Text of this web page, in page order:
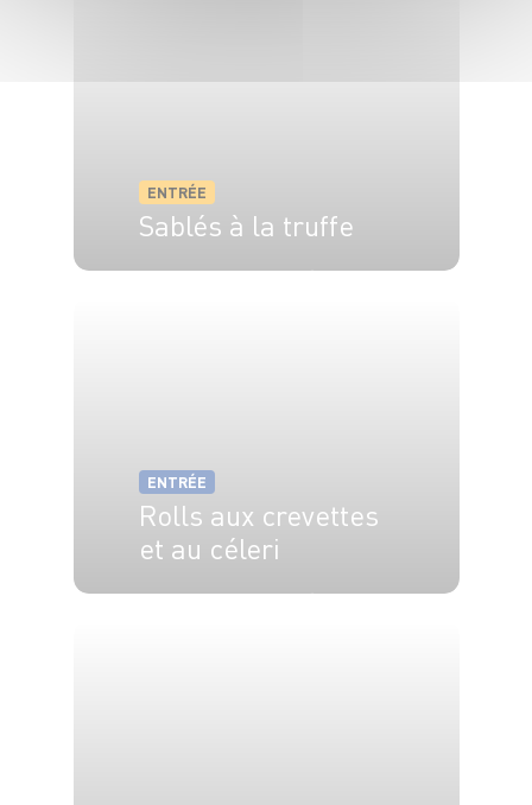
ENTRÉE
Sablés à la truffe
ENTRÉE
Rolls aux crevettes
et au céleri